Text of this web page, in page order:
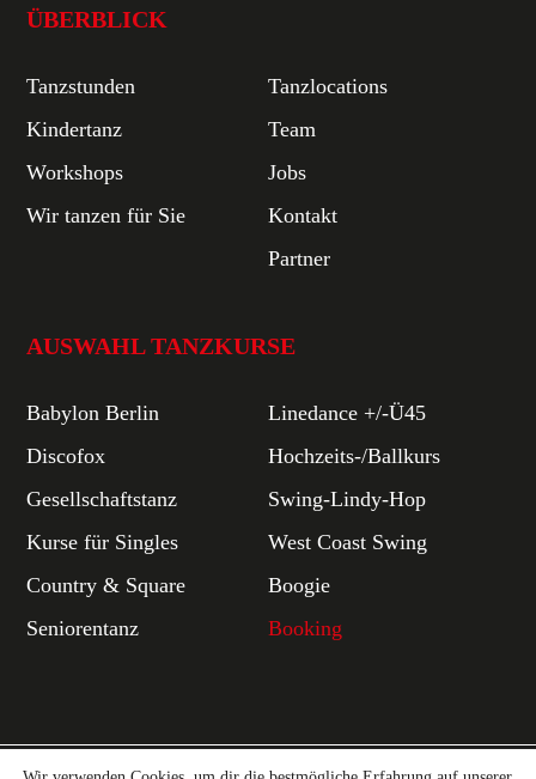
ÜBERBLICK
Tanzstunden
Kindertanz
Workshops
Wir tanzen für Sie
Tanzlocations
Team
Jobs
Kontakt
Partner
AUSWAHL TANZKURSE
Babylon Berlin
Discofox
Gesellschaftstanz
Kurse für Singles
Country & Square
Seniorentanz
Linedance +/-Ü45
Hochzeits-/Ballkurs
Swing-Lindy-Hop
West Coast Swing
Boogie
Booking